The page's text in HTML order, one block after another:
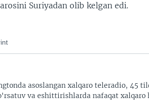
Suriyadan olib kelgan edi.
asoslangan xalqaro teleradio, 45
va eshittirishlarda nafaqat xalqaro